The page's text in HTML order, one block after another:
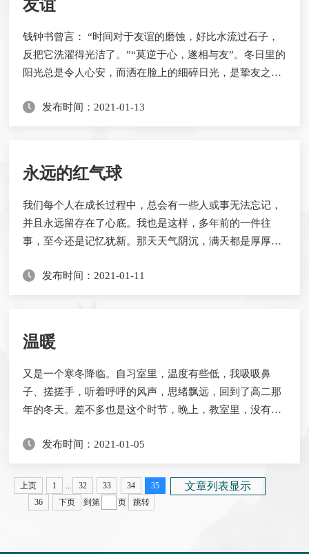
友谊
钱钟书曾言： “时间对于友谊的磨蚀，好比水流过石子，
反把它洗濯得光洁了。”“莫逆于心，遂相与友”。冬日里的
阳光总是令人心安，而洒在脸上的细碎日光，是挚友之间
见亦无事，别后常忆君。”此时此刻，窗外，微风渐起，
走廊处的一个眼神，一个手势， 互相便了然...
发布时间：2021-01-13
永远的红气球
我们每个人在成长过程中，总会有一些人或事无法忘记，
并且永远留存在了心底。我也是这样，多年前的一件往
事，至今还是记忆犹新。那天天气阴沉，满天都是厚厚
地吼叫着，似乎在发泄着自己的愤怒，突然天边划出几道
座位上不停地向外张望，嘴里还嘟囔着：“快点放学吧...
发布时间：2021-01-11
温暖
又是一个寒冬降临。自习室里，温度有些低，我吸吸鼻
子、搓搓手，听着呼呼的风声，思绪飘远，回到了高二那
年的冬天。差不多也是这个时节，晚上，教室里，没有穿
习。前几天患的感冒还没有好，身体又受了寒，人就更加
不舒服了。头，晕沉沉的，脑袋好像一团面糊。 “在桌子
上趴着还不如解决几道数学题”，如此想着，我拖着沉重
却毫无力气的身体，费了好半天的力气，才把厚厚的数...
发布时间：2021-01-05
文章列表显示
上页 1 ... 32 33 34
35
36
下页 到第 页 跳转